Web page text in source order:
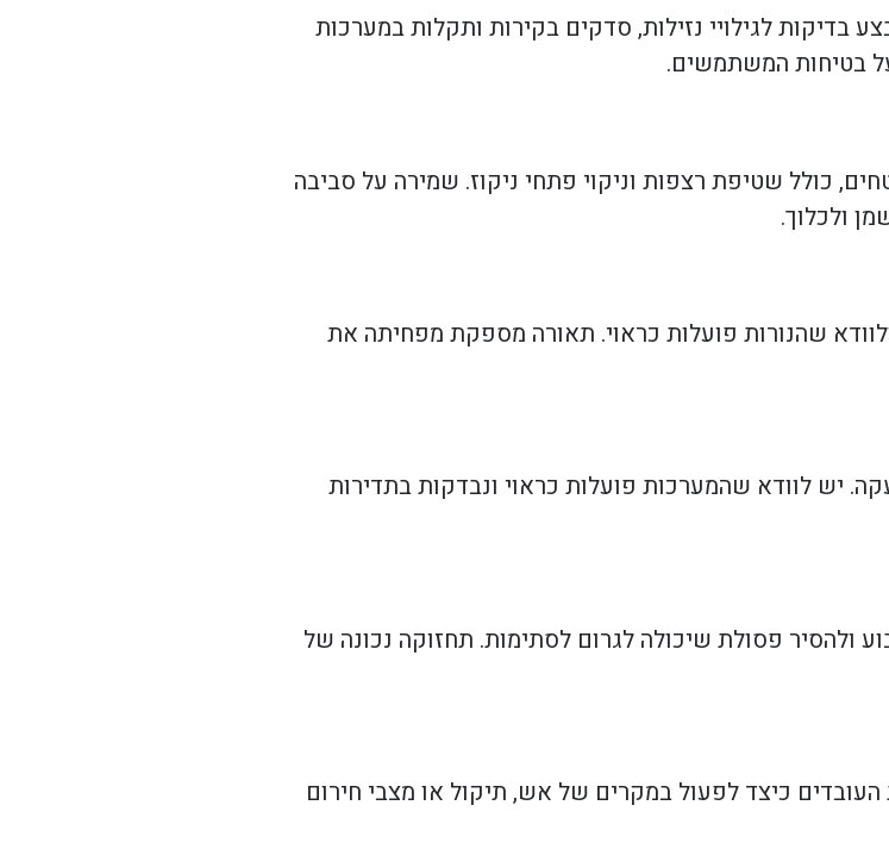
לגילויי נזילות, סדקים בקירות ותקלות במערכות
בטיחות המשתמשים.
כולל שטיפת רצפות וניקוי פתחי ניקוז. שמירה על סביבה
ולכלוך.
שהנורות פועלות כראוי. תאורה מספקת מפחיתה את
יש לוודא שהמערכות פועלות כראוי ונבדקות בתדירות
ולהסיר פסולת שיכולה לגרום לסתימות. תחזוקה נכונה של
העובדים כיצד לפעול במקרים של אש, תיקול או מצבי חירום